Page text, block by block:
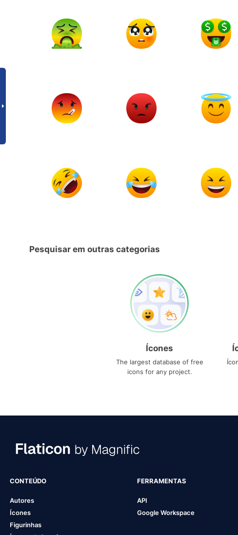
Pesquisar em outras categorias
Ícones
The largest database of free
icons for any project.
CONTEÚDO
Autores
Ícones
Figurinhas
FERRAMENTAS
API
Google Workspace